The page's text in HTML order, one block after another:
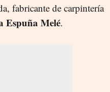
fabricante de carpintería
Espuña Melé.